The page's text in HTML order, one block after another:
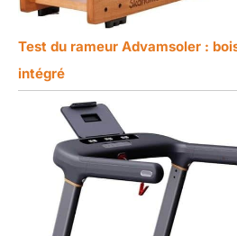
Test du rameur Advamsoler :
intégré